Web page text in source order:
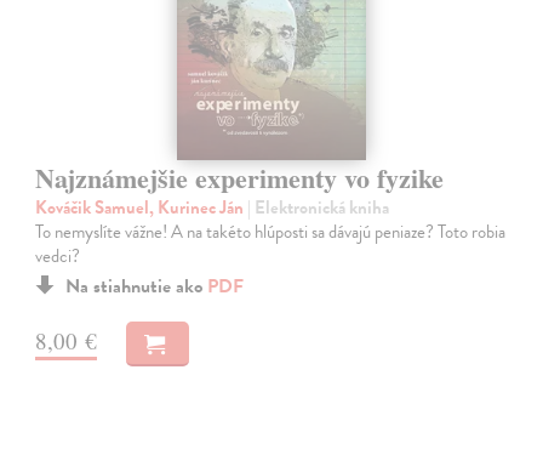
Najznámejšie experimenty vo fyzike
Kováčik Samuel, Kurinec Ján | Elektronická kniha
To nemyslíte vážne! A na takéto hlúposti sa dávajú peniaze? Toto robia
vedci?
Na stiahnutie ako PDF
8,00 €